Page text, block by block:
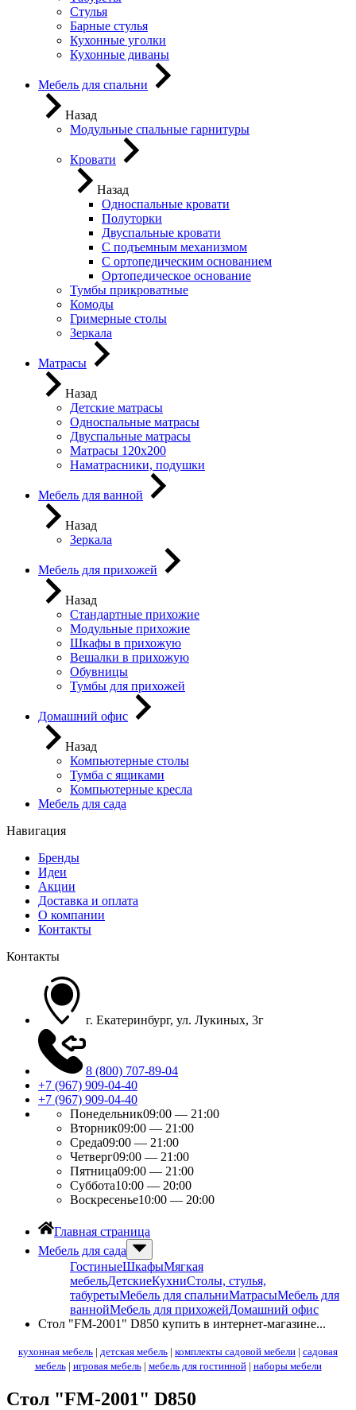
Стулья
Барные стулья
Кухонные уголки
Кухонные диваны
Мебель для спальни
Назад
Модульные спальные гарнитуры
Кровати
Назад
Односпальные кровати
Полуторки
Двуспальные кровати
С подъемным механизмом
С ортопедическим основанием
Ортопедическое основание
Тумбы прикроватные
Комоды
Гримерные столы
Зеркала
Матрасы
Назад
Детские матрасы
Односпальные матрасы
Двуспальные матрасы
Матрасы 120х200
Наматрасники, подушки
Мебель для ванной
Назад
Зеркала
Мебель для прихожей
Назад
Стандартные прихожие
Модульные прихожие
Шкафы в прихожую
Вешалки в прихожую
Обувницы
Тумбы для прихожей
Домашний офис
Назад
Компьютерные столы
Тумба с ящиками
Компьютерные кресла
Мебель для сада
Навигация
Бренды
Идеи
Акции
Доставка и оплата
О компании
Контакты
Контакты
г. Екатеринбург, ул. Лукиных, 3г
8 (800) 707-89-04
+7 (967) 909-04-40
+7 (967) 909-04-40
Понедельник09:00 — 21:00
Вторник09:00 — 21:00
Среда09:00 — 21:00
Четверг09:00 — 21:00
Пятница09:00 — 21:00
Суббота10:00 — 20:00
Воскресенье10:00 — 20:00
Главная страница
Мебель для сада
ГостиныеШкафыМягкая
мебельДетскиеКухниСтолы, стулья,
табуретыМебель для спальниМатрасыМебель для
ваннойМебель для прихожейДомашний офис
Стол "FM-2001" D850 купить в интернет-магазине...
кухонная мебель | детская мебель | комплекты садовой мебели | садовая
мебель| игровая мебель| мебель для гостинной| наборы мебели
Стол "FM-2001" D850